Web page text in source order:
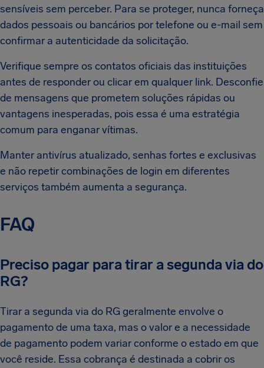
sensíveis sem perceber. Para se proteger, nunca forneça
dados pessoais ou bancários por telefone ou e-mail sem
confirmar a autenticidade da solicitação.
Verifique sempre os contatos oficiais das instituições
antes de responder ou clicar em qualquer link. Desconfie
de mensagens que prometem soluções rápidas ou
vantagens inesperadas, pois essa é uma estratégia
comum para enganar vítimas.
Manter antivírus atualizado, senhas fortes e exclusivas
e não repetir combinações de login em diferentes
serviços também aumenta a segurança.
FAQ
Preciso pagar para tirar a segunda via do
RG?
Tirar a segunda via do RG geralmente envolve o
pagamento de uma taxa, mas o valor e a necessidade
de pagamento podem variar conforme o estado em que
você reside. Essa cobrança é destinada a cobrir os